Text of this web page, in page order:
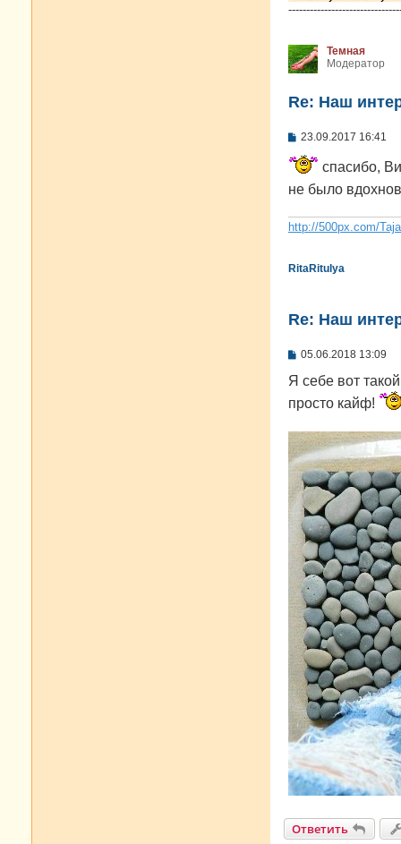
Темная
Модератор
Re: Наш
С
о
б
щ
е
и
е
23.09.2017 16:41
спасибо,
не было
http://500px.com/
RitaRitulya
Re: Наш
С
о
щ
и
е
05.06.2018 13:09
Я себе вот
просто кайф!
Ответить